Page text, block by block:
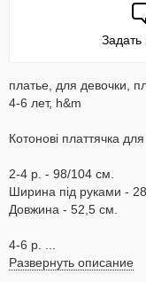
Задать
платье, для девочки,
4-6 лет, h&m
Котонові платтячка
2-4 р. - 98/104 см.
Ширина під руками -
Довжина - 52,5 см.
4-6 р. ...
Развернуть описание